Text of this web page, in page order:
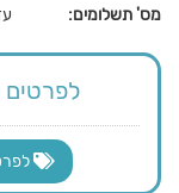
מס' תשלומים:
עד 3
לפרטים